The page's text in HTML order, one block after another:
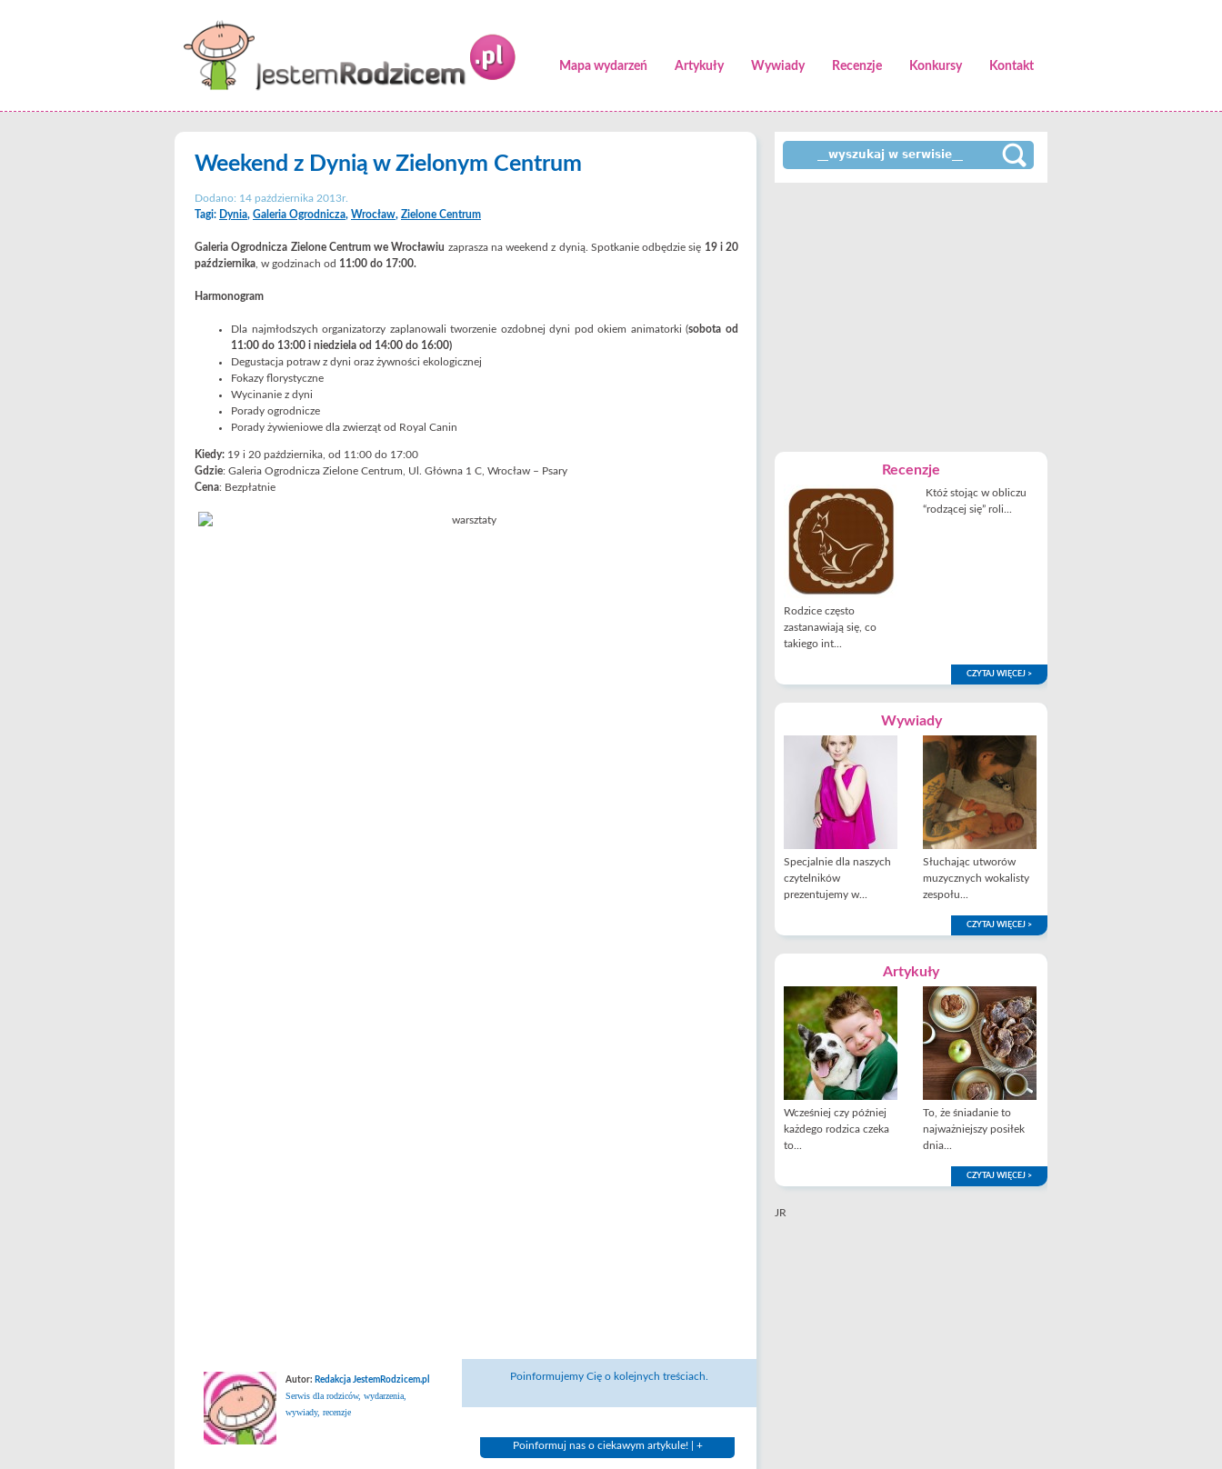
Mapa wydarzeń Artykuły Wywiady Recenzje Konkursy Kontakt
Weekend z Dynią w Zielonym Centrum
Dodano: 14 października 2013r.
Tagi: Dynia, Galeria Ogrodnicza, Wrocław, Zielone Centrum
Galeria Ogrodnicza Zielone Centrum we Wrocławiu zaprasza na weekend z dynią. Spotkanie odbędzie się 19 i 20
października , w godzinach od 11:00 do 17:00.
Harmonogram
Dla najmłodszych organizatorzy zaplanowali tworzenie ozdobnej dyni pod okiem animatorki (sobota od
11:00 do 13:00 i niedziela od 14:00 do 16:00)
Degustacja potraw z dyni oraz żywności ekologicznej
Fokazy florystyczne
Wycinanie z dyni
Porady ogrodnicze
Porady żywieniowe dla zwierząt od Royal Canin
Kiedy: 19 i 20 października, od 11:00 do 17:00
Gdzie: Galeria Ogrodnicza Zielone Centrum, Ul. Główna 1 C, Wrocław – Psary
Cena: Bezpłatnie
Autor: Redakcja JestemRodzicem.pl
Serwis dla rodziców, wydarzenia,
wywiady, recenzje
Poinformujemy Cię o kolejnych treściach.
Poinformuj nas o ciekawym artykule! | +
Recenzje
Rodzice często
zastanawiają się, co
takiego int...
Któż stojąc w obliczu
“rodzącej się” roli...
CZYTAJ WIĘCEJ >
Wywiady
Specjalnie dla naszych
czytelników
prezentujemy w...
Słuchając utworów
muzycznych wokalisty
zespołu...
CZYTAJ WIĘCEJ >
Artykuły
Wcześniej czy później
każdego rodzica czeka
to...
To, że śniadanie to
najważniejszy posiłek
dnia...
CZYTAJ WIĘCEJ >
JR